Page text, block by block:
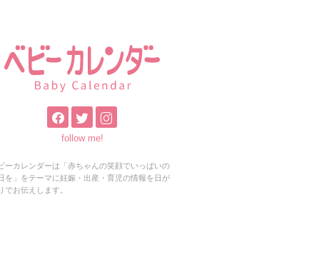
follow me!
ーカレンダーは「赤ちゃんの笑顔でいっぱいの
を」をテーマに妊娠・出産・育児の情報を日が
でお伝えします。